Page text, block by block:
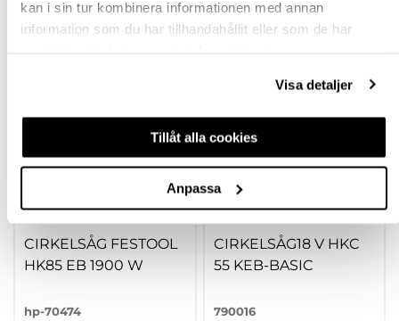
kan i sin tur kombinera informationen med annan
information som du har tillhandahållit eller som de har
Visa detaljer
Tillåt alla cookies
Anpassa
Köp Köp
CIRKELSÅG FESTOOL
HK85 EB 1900 W
hp-70474
CIRKELSÅG18 V HKC
55 KEB-BASIC
790016